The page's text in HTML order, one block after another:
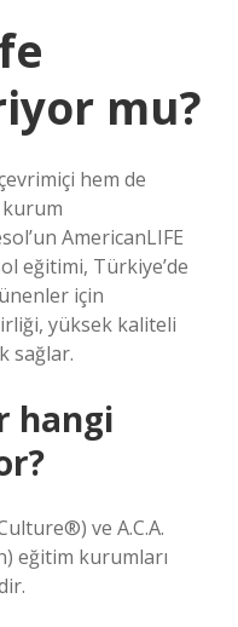
mu?
hem de
AmericanLIFE
eğitimi, Türkiye’de
için
yüksek kaliteli
sağlar.
hangi
ve A.C.A.
eğitim kurumları